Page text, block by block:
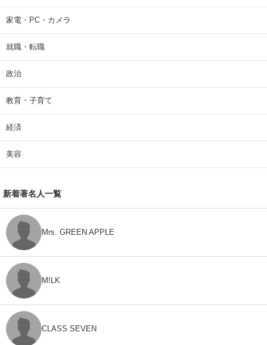
家電・PC・カメラ
就職・転職
政治
教育・子育て
経済
美容
新着著名人一覧
Mrs. GREEN APPLE
M!LK
CLASS SEVEN